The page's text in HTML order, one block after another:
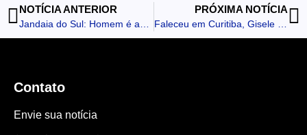
NOTÍCIA ANTERIOR
Jandaia do Sul: Homem é agredido com soco em fila de lanchonete
PRÓXIMA NOTÍCIA
Faleceu em Curitiba, Gisele Barbosa da Costa, ex-moradora de Borrazópolis
Contato
Envie sua notícia